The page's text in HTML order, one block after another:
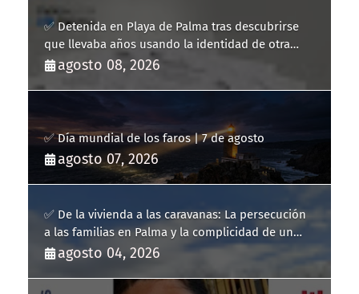
✅ Detenida en Playa de Palma tras descubrirse
que llevaba años usando la identidad de otra
persona
agosto 08, 2026
✅ Día mundial de los faros | 7 de agosto
agosto 07, 2026
✅ De la vivienda a las caravanas: La persecución
a las familias en Palma y la complicidad de un
fracaso heredado
agosto 04, 2026